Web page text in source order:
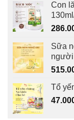
Con
Sữa
người
Tổ